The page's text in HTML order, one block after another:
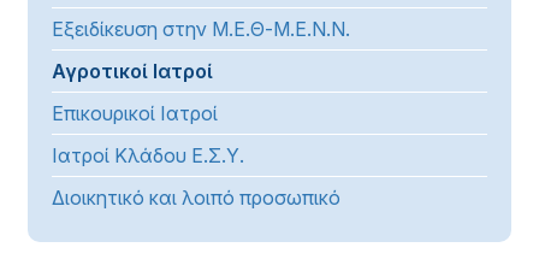
Εξειδίκευση στην Μ.Ε.Θ-Μ.Ε.Ν.Ν.
Αγροτικοί Ιατροί
Επικουρικοί Ιατροί
Ιατροί Κλάδου Ε.Σ.Υ.
Διοικητικό και λοιπό προσωπικό